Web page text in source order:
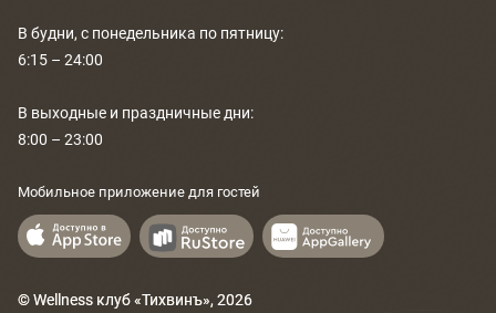
В будни, с понедельника по пятницу:
6:15 – 24:00
В выходные и праздничные дни:
8:00 – 23:00
Мобильное приложение для гостей
© Wellness клуб «Тихвинъ», 2026